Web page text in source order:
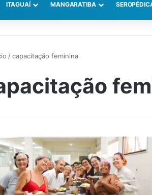
ITAGUAÍ MANGARATIBA
/capacitação feminina